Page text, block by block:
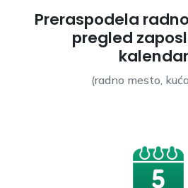
Preraspodela
pregled
(radno mesto,